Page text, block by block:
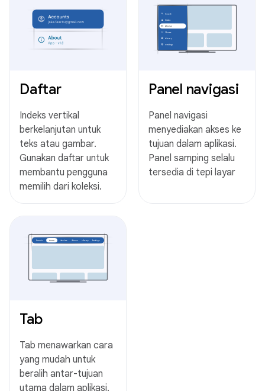
Daftar
Indeks vertikal
berkelanjutan untuk
teks atau gambar.
Gunakan daftar untuk
membantu pengguna
memilih dari koleksi.
Panel navigasi
Panel navigasi
menyediakan akses ke
tujuan dalam aplikasi.
Panel samping selalu
tersedia di tepi layar
Tab
Tab menawarkan cara
yang mudah untuk
beralih antar-tujuan
utama dalam aplikasi.